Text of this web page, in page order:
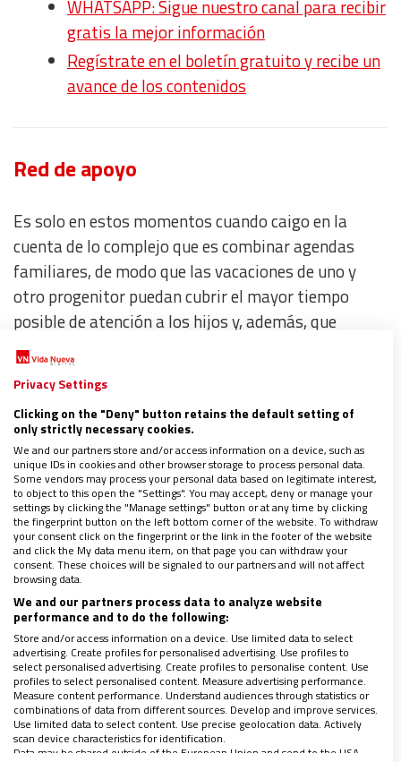
WHATSAPP: Sigue nuestro canal para recibir
gratis la mejor información
Regístrate en el boletín gratuito y recibe un
avance de los contenidos
Red de apoyo
Es solo en estos momentos cuando caigo en la
cuenta de lo complejo que es combinar agendas
familiares, de modo que las vacaciones de uno y
otro progenitor puedan cubrir el mayor tiempo
posible de atención a los hijos y, además, que
puedan coincidir juntos en algún momento para
descansar en familia. Además,
ocasiones en las que me doy cuenta del papel que
juegan los abuelos u otros parientes o amigos
cercanos a la hora de cuidar, atender y dar
cobertura a unos padres que siguen con
responsabilidades laboralesmientras los niños no
tienen colegio, así como de dificultad añadida que
tienen quienes, por diversas circunstancias, no
pueden contar con esta red de apoyo.
Privacy Settings
Clicking on the "Deny" button retains the default setting of
only strictly necessary cookies.
We and our partners store and/or access information on a device, such as
unique IDs in cookies and other browser storage to process personal data.
Some vendors may process your personal data based on legitimate interest,
to object to this open the "Settings". You may accept, deny or manage your
settings by clicking the "Manage settings" button or at any time by clicking
the fingerprint button on the left bottom corner of the website. To withdraw
your consent click on the fingerprint or the link in the footer of the website
and click the My data menu item, on that page you can withdraw your
consent. These choices will be signaled to our partners and will not affect
browsing data.
We and our partners process data to analyze website
performance and to do the following:
Store and/or access information on a device. Use limited data to select
advertising. Create profiles for personalised advertising. Use profiles to
select personalised advertising. Create profiles to personalise content. Use
profiles to select personalised content. Measure advertising performance.
Measure content performance. Understand audiences through statistics or
combinations of data from different sources. Develop and improve services.
Use limited data to select content. Use precise geolocation data. Actively
scan device characteristics for identification.
Data may be shared outside of the European Union and send to the USA.